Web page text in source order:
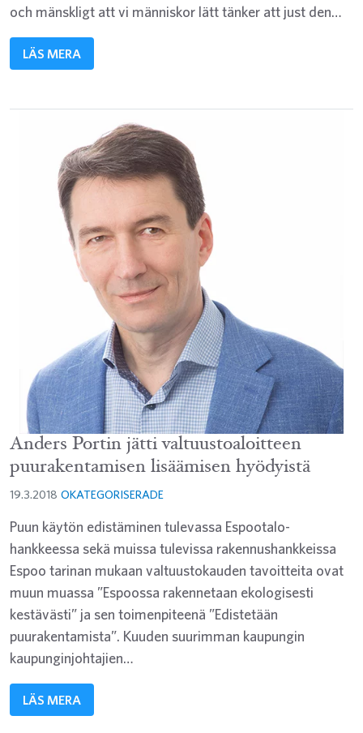
och mänskligt att vi människor lätt tänker att just den…
LÄS MERA
Anders Portin jätti valtuustoaloitteen
puurakentamisen lisäämisen hyödyistä
19.3.2018 OKATEGORISERADE
Puun käytön edistäminen tulevassa Espootalo-
hankkeessa sekä muissa tulevissa rakennushankkeissa
Espoo tarinan mukaan valtuustokauden tavoitteita ovat
muun muassa ”Espoossa rakennetaan ekologisesti
kestävästi” ja sen toimenpiteenä ”Edistetään
puurakentamista”. Kuuden suurimman kaupungin
kaupunginjohtajien…
LÄS MERA